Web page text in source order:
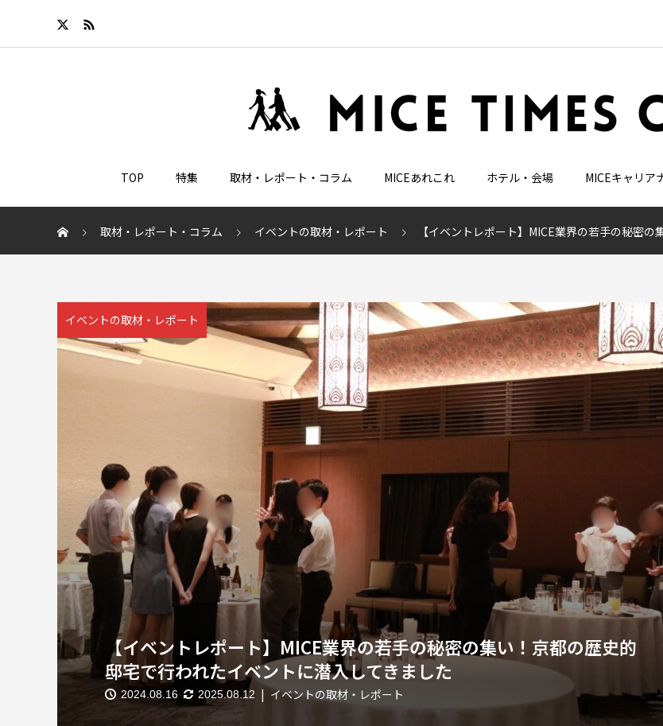
TOP 特集 取材・レポート・コラム MICEあれこれ ホテル・会場 MICEキャリア
取材・レポート・コラム イベントの取材・レポート 【イベントレポート】MICE業界の若手の秘密
イベントの取材・レポート
【イベントレポート】MICE業界の若手の秘密の集い！京都の歴史的
邸宅で行われたイベントに潜入してきました
2024.08.16 2025.08.12 イベントの取材・レポート